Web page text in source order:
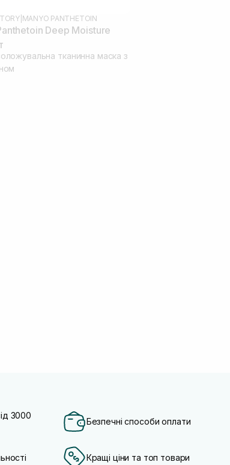
| MANYO PANTHETOIN
Deep Moisture
тканинна маска з
3000
Безпечні способи оплати
Кращі ціни та топ товари